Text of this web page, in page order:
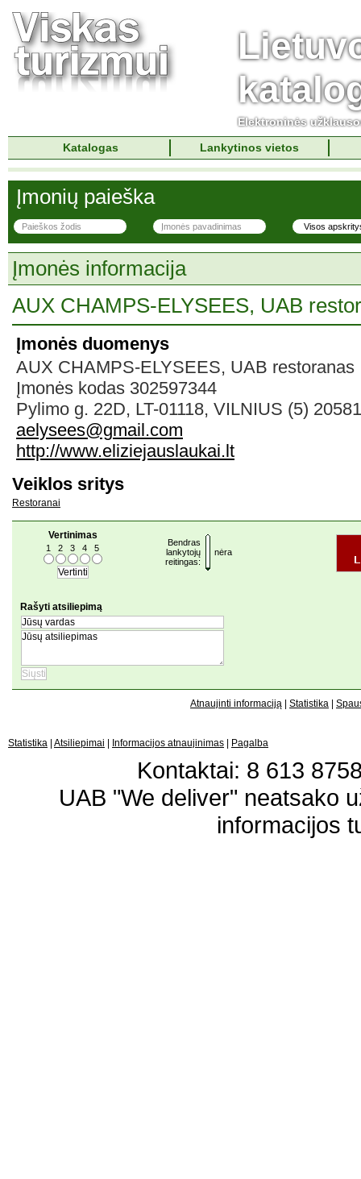
Elektroninės
Katalogas
Lankytinos vietos
Įmonių paieška
Įmonės informacija
AUX CHAMPS-ELYSEES, UAB
Įmonės duomenys
AUX CHAMPS-ELYSEES, UAB restoranas
Įmonės kodas 302597344
Pylimo g. 22D, LT-01118, VILNIUS (5)
aelysees@gmail.com
http://www.eliziejauslaukai.lt
Veiklos sritys
Restoranai
Vertinimas
1 2 3 4 5
Bendras
lankytojų
reitingas:
nėra
Rašyti atsiliepimą
Atnaujinti informaciją Statistika
Statistika Atsiliepimai Informacijos atnaujinimas Pagalba
Kontaktai: 8 613
UAB "We deliver" neatsako
informacijos